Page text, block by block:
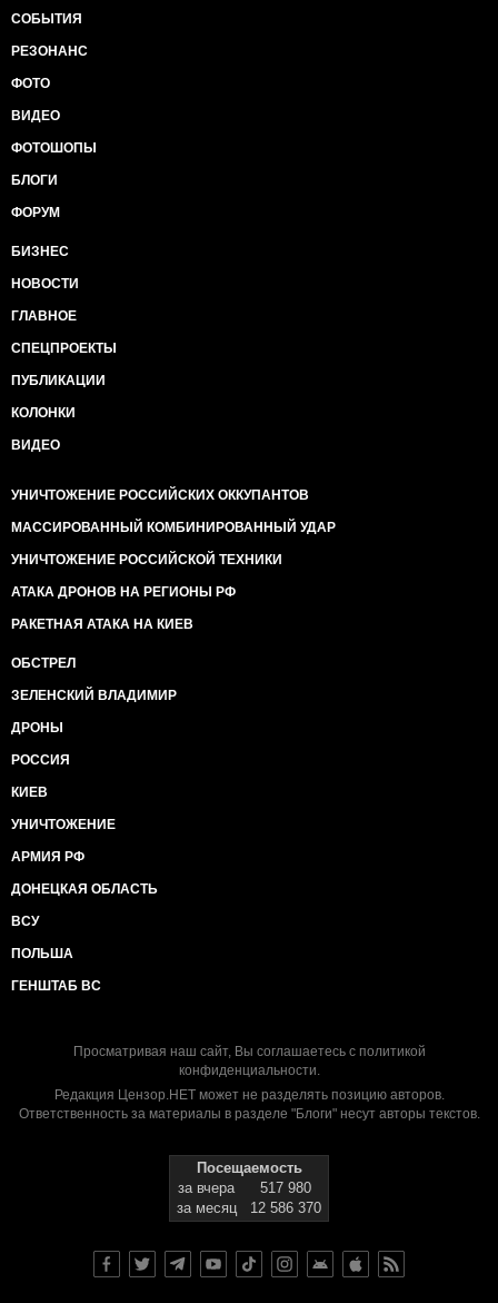
СОБЫТИЯ
РЕЗОНАНС
ФОТО
ВИДЕО
ФОТОШОПЫ
БЛОГИ
ФОРУМ
БИЗНЕС
НОВОСТИ
ГЛАВНОЕ
СПЕЦПРОЕКТЫ
ПУБЛИКАЦИИ
КОЛОНКИ
ВИДЕО
УНИЧТОЖЕНИЕ РОССИЙСКИХ ОККУПАНТОВ
МАССИРОВАННЫЙ КОМБИНИРОВАННЫЙ УДАР
УНИЧТОЖЕНИЕ РОССИЙСКОЙ ТЕХНИКИ
АТАКА ДРОНОВ НА РЕГИОНЫ РФ
РАКЕТНАЯ АТАКА НА КИЕВ
ОБСТРЕЛ
ЗЕЛЕНСКИЙ ВЛАДИМИР
ДРОНЫ
РОССИЯ
КИЕВ
УНИЧТОЖЕНИЕ
АРМИЯ РФ
ДОНЕЦКАЯ ОБЛАСТЬ
ВСУ
ПОЛЬША
ГЕНШТАБ ВС
Просматривая наш сайт, Вы соглашаетесь с политикой
конфиденциальности.
Редакция Цензор.НЕТ может не разделять позицию авторов.
Ответственность за материалы в разделе "Блоги" несут авторы текстов.
Посещаемость
за вчера
517 980
за месяц
12 586 370